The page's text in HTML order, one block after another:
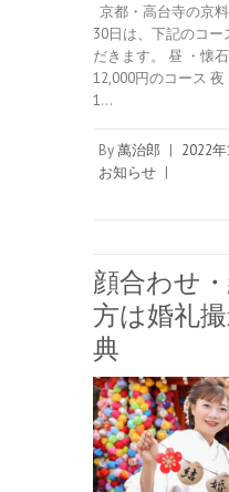
京都・高台寺の京
30日は、下記のコ
だきます。 昼 ・懐
12,000円のコース
1…
By萬治郎 | 2022
お知らせ |
顔合わせ
方は婚礼
典